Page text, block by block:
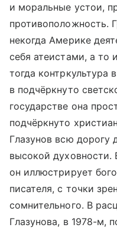
и моральные устои,
противоположность.
некогда Америке
себя атеистами, а то
тогда
в подчёркнуто
государстве она
подчёркнуто
Глазунов всю дорогу
высокой духовности.
он иллюстрирует
писателя, с точки
сомнительного. В
Глазунова, в 1978-м,